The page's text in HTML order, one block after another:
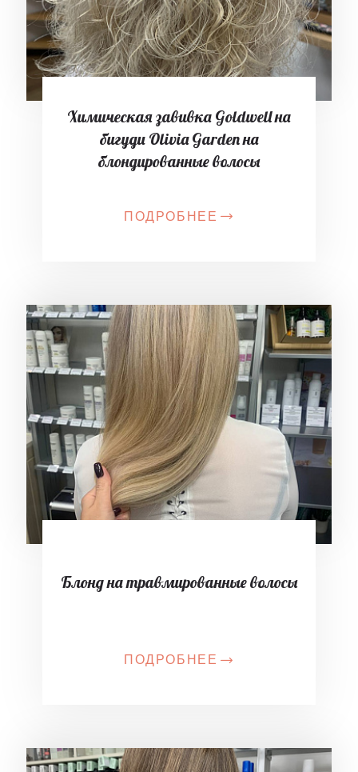
Химическая завивка Goldwell на
бигуди Olivia Garden на
блондированные волосы
ПОДРОБНЕЕ
Блонд на травмированные волосы
ПОДРОБНЕЕ